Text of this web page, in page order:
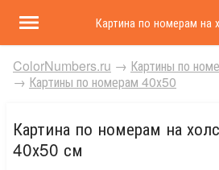
Картина по номерам на
ColorNumbers.ru → Картины по
→ Картины по номерам 40х50
Картина по номерам на
40х50 см